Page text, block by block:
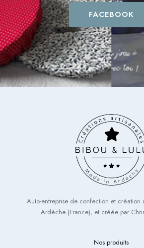
FACEBOOK
Auto-entreprise de confection et création
Ardèche (France), et créée par
Nos produits